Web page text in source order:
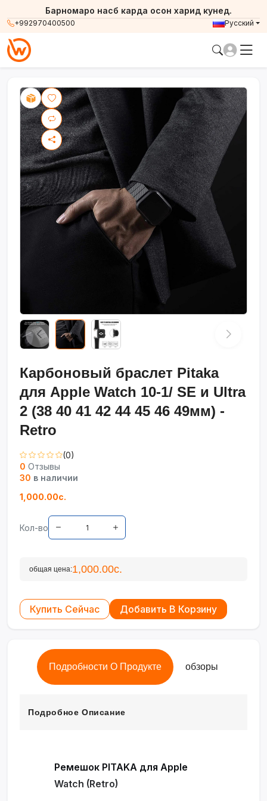
+992970400500
Барномаро насб карда осон харид кунед.
Русский
Карбоновый браслет Pitaka
для Apple Watch 10-1/ SE и Ultra
2 (38 40 41 42 44 45 46 49мм) -
Retro
(0)
0 Отзывы
30 в наличии
1,000.00с.
Кол-во
общая цена:1,000.00с.
Купить Сейчас Добавить В Корзину
Подробности О Продукте обзоры
Подробное Описание
Ремешок PITAKA для Apple
Watch (Retro)